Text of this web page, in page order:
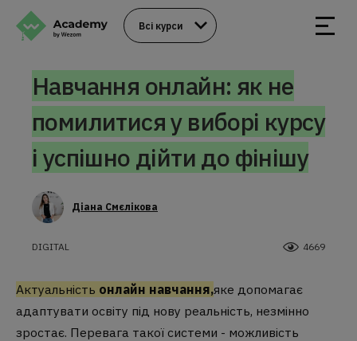
Всі курси
Навчання онлайн: як не
помилитися у виборі курсу
і успішно дійти до фінішу
Діана Смєлікова
DIGITAL 4669
Актуальність онлайн навчання,яке допомагає
адаптувати освіту під нову реальність, незмінно
зростає. Перевага такої системи - можливість